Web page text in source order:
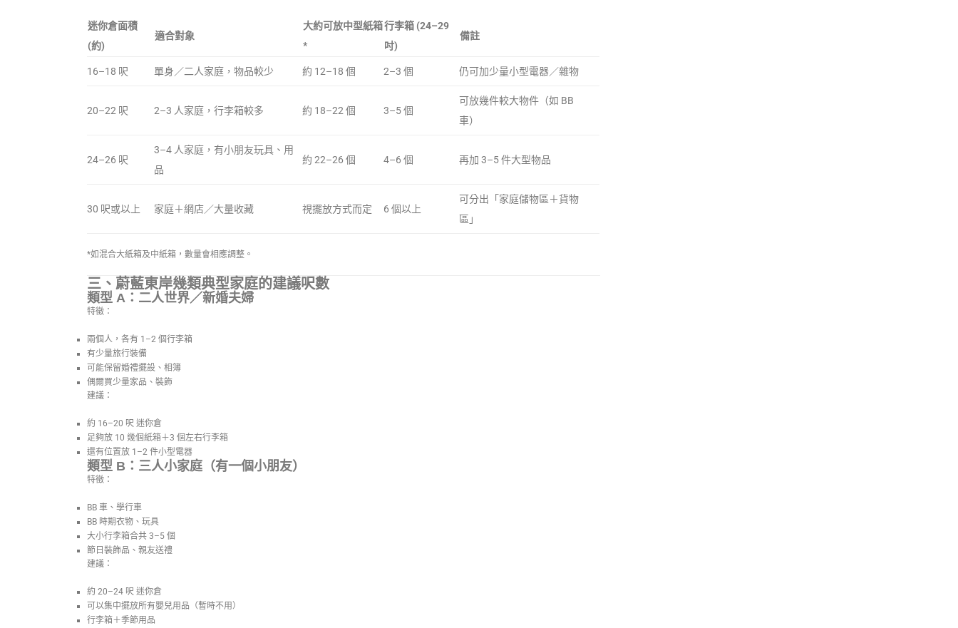
迷你倉面積
(約)
適合對象
大約可放中型紙箱
*
行李箱 (24–29
吋)
備註
16–18 呎 單身／二人家庭，物品較少 約 12–18 個 2–3 個 仍可加少量小型電器／雜物
20–22 呎 2–3 人家庭，行李箱較多 約 18–22 個 3–5 個
可放幾件較大物件（如 BB
車）
24–26 呎
3–4 人家庭，有小朋友玩具、用
品
約 22–26 個 4–6 個 再加 3–5 件大型物品
30 呎或以上 家庭＋網店／大量收藏 視擺放方式而定 6 個以上
可分出「家庭儲物區＋貨物
區」
*如混合大紙箱及中紙箱，數量會相應調整。
三、蔚藍東岸幾類典型家庭的建議呎數
類型 A：二人世界／新婚夫婦
特徵：
兩個人，各有 1–2 個行李箱
有少量旅行裝備
可能保留婚禮擺設、相簿
偶爾買少量家品、裝飾
建議：
約 16–20 呎 迷你倉
足夠放 10 幾個紙箱＋3 個左右行李箱
還有位置放 1–2 件小型電器
類型 B：三人小家庭（有一個小朋友）
特徵：
BB 車、學行車
BB 時期衣物、玩具
大小行李箱合共 3–5 個
節日裝飾品、親友送禮
建議：
約 20–24 呎 迷你倉
可以集中擺放所有嬰兒用品（暫時不用）
行李箱＋季節用品